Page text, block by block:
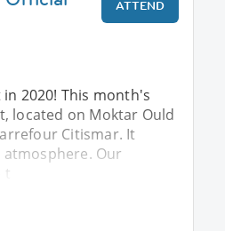
ATTEND
2020! This month's
located on Moktar Ould
Citismar. It
Our
t